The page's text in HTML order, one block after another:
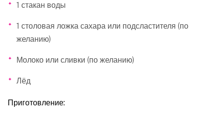
1 стакан воды
1 столовая ложка сахара или подсластителя (по
желанию)
Молоко или сливки (по желанию)
Лёд
Приготовление: